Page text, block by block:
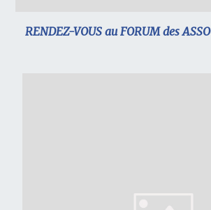
RENDEZ-VOUS au FORUM des